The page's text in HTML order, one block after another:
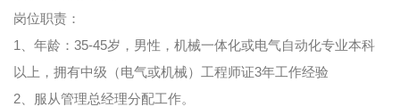
岗位职责：
1、年龄：35-45岁，男性，机械一体化或电气自动化专业本科
以上，拥有中级（电气或机械）工程师证3年工作经验
2、服从管理总经理分配工作。